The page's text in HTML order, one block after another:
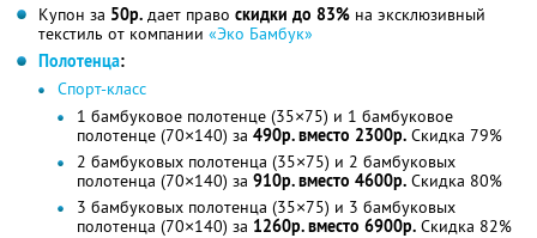
Купон за 50р. дает право скидки до 83% на эксклюзивный
текстиль от компании «Эко Бамбук»
Полотенца:
Спорт-класс
1 бамбуковое полотенце (35×75) и 1 бамбуковое
полотенце (70×140) за 490р. вместо 2300р. Скидка 79%
2 бамбуковых полотенца (35×75) и 2 бамбуковых
полотенца (70×140) за 910р. вместо 4600р. Скидка 80%
3 бамбуковых полотенца (35×75) и 3 бамбуковых
полотенца (70×140) за 1260р. вместо 6900р. Скидка 82%